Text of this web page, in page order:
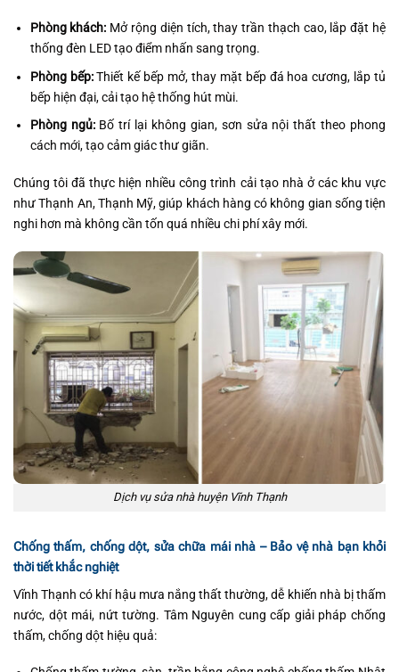
Phòng khách: Mở rộng diện tích, thay trần thạch cao, lắp đặt hệ
thống đèn LED tạo điểm nhấn sang trọng.
Phòng bếp:Thiết kế bếp mở, thay mặt bếp đá hoa cương, lắp tủ
bếp hiện đại, cải tạo hệ thống hút mùi.
Phòng ngủ:Bố trí lại không gian, sơn sửa nội thất theo phong
cách mới, tạo cảm giác thư giãn.
Chúng tôi đã thực hiện nhiều công trình cải tạo nhà ở các khu vực
như Thạnh An, Thạnh Mỹ, giúp khách hàng có không gian sống tiện
nghi hơn mà không cần tốn quá nhiều chi phí xây mới.
Dịch vụ sửa nhà huyện Vĩnh Thạnh
Chống thấm, chống dột, sửa chữa mái nhà – Bảo vệ nhà bạn khỏi
thời tiết khắc nghiệt
Vĩnh Thạnh có khí hậu mưa nắng thất thường, dễ khiến nhà bị thấm
nước, dột mái, nứt tường. Tâm Nguyên cung cấp giải pháp chống
thấm, chống dột hiệu quả: